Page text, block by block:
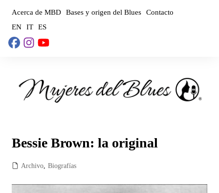
contenido
Acerca de MBD Bases y origen del Blues
Contacto
EN
IT ES
Bessie Brown: la original
Archivo, Biografías